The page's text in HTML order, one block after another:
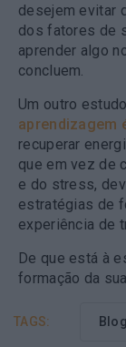
desejem evitar
dos fatores de
aprender algo
concluem.
Um outro
aprendizagem
recuperar
que em vez de
e do stress,
estratégias de
experiência de
De que está à
formação da
TAGS: